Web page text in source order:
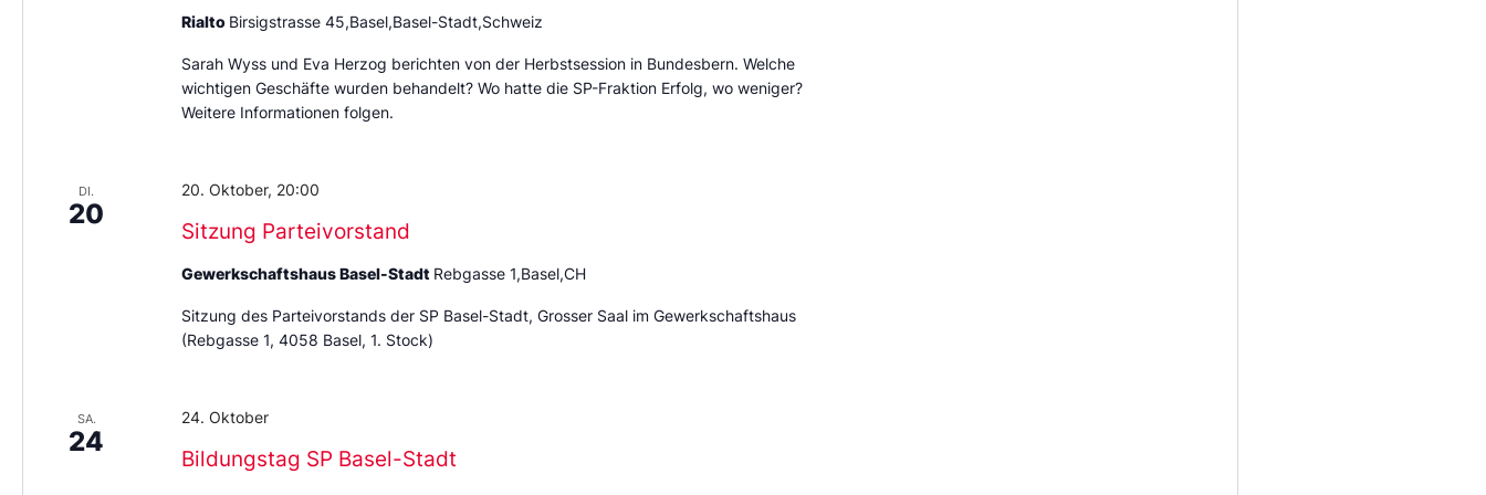
Rialto Birsigstrasse 45,Basel,Basel-Stadt,Schweiz
Sarah Wyss und Eva Herzog berichten von der Herbstsession in Bundesbern. Welche
wichtigen Geschäfte wurden behandelt? Wo hatte die SP-Fraktion Erfolg, wo weniger?
Weitere Informationen folgen.
DI.
20
Sitzung Parteivorstand
20. Oktober, 20:00
Gewerkschaftshaus Basel-Stadt Rebgasse 1,Basel,CH
Sitzung des Parteivorstands der SP Basel-Stadt, Grosser Saal im Gewerkschaftshaus
(Rebgasse 1, 4058 Basel, 1. Stock)
SA.
24
Bildungstag SP Basel-Stadt
24. Oktober